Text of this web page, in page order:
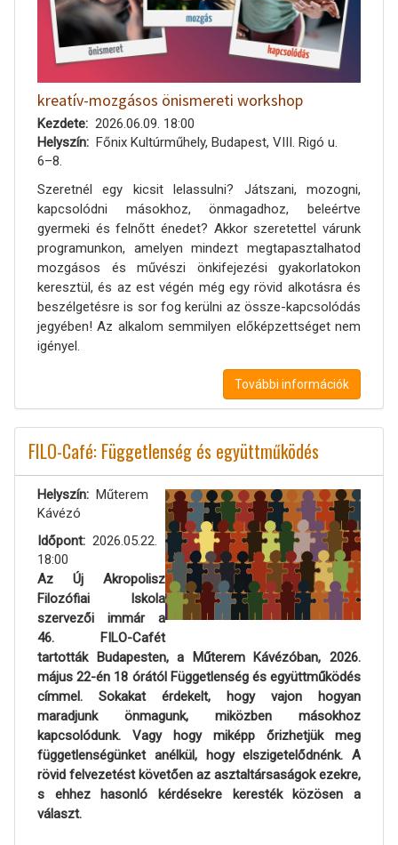
kreatív-mozgásos önismereti workshop
Kezdete
2026.06.09. 18:00
Helyszín
Főnix Kultúrműhely, Budapest, VIII. Rigó u.
6–8.
Szeretnél egy kicsit lelassulni? Játszani, mozogni,
kapcsolódni másokhoz, önmagadhoz, beleértve
gyermeki és felnőtt énedet? Akkor szeretettel várunk
programunkon, amelyen mindezt megtapasztalhatod
mozgásos és művészi önkifejezési gyakorlatokon
keresztül, és az est végén még egy rövid alkotásra és
beszélgetésre is sor fog kerülni az össze-kapcsolódás
jegyében! Az alkalom semmilyen előképzettséget nem
igényel.
További információk
FILO-Café: Függetlenség és együttműködés
Helyszín
Műterem
Kávézó
Időpont
2026.05.22.
18:00
Az Új Akropolisz
Filozófiai Iskola
szervezői immár a
46. FILO-Cafét
tartották Budapesten, a Műterem Kávézóban, 2026.
május 22-én 18 órától Függetlenség és együttműködés
címmel. Sokakat érdekelt, hogy vajon hogyan
maradjunk önmagunk, miközben másokhoz
kapcsolódunk. Vagy hogy miképp őrizhetjük meg
függetlenségünket anélkül, hogy elszigetelődnénk. A
rövid felvezetést követően az asztaltársaságok ezekre,
s ehhez hasonló kérdésekre keresték közösen a
választ.